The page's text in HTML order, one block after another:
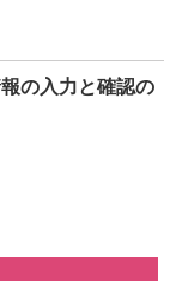
の入力と確認の